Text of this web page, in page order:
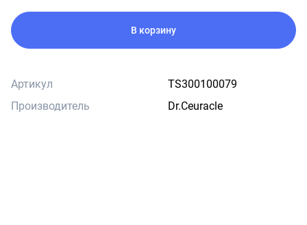
В корзину
Артикул
TS300100079
Производитель
Dr.Ceuracle